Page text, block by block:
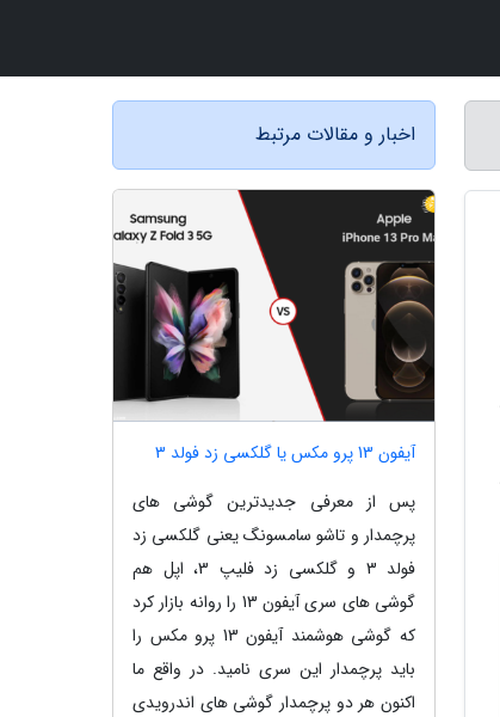
اخبار و مقالات مرتبط
آیفون 13 پرو مکس یا گلکسی زد فولد 3
پس از معرفی جدیدترین گوشی های
پرچمدار و تاشو سامسونگ یعنی گلکسی زد
فولد 3 و گلکسی زد فلیپ 3، اپل هم
گوشی های سری آیفون 13 را روانه بازار کرد
که گوشی هوشمند آیفون 13 پرو مکس را
باید پرچمدار این سری نامید. در واقع ما
اکنون هر دو پرچمدار گوشی های اندرویدی